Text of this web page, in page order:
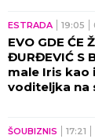
ZABAVA
ESTRADA 23:59